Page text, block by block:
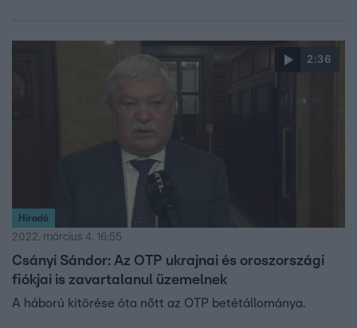
2:36
Híradó
2022. március 4. 16:55
Csányi Sándor: Az OTP ukrajnai és oroszországi
fiókjai is zavartalanul üzemelnek
A háború kitörése óta nőtt az OTP betétállománya.